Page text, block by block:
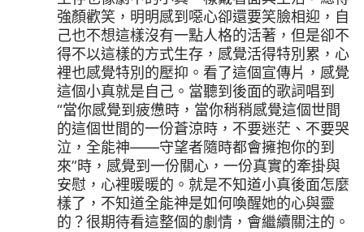
強顏歡笑，明明感到噁心卻還要笑臉相迎，自
己也不想這樣沒有一點人格的活著，但是卻不
得不以這樣的方式生存，感覺活得特別累，心
裡也感覺特別的壓抑。看了這個宣傳片，感覺
這個小真就是自己。當聽到後面的歌詞唱到
“當你感覺到疲憊時，當你稍稍感覺這個世間
的這個世間的一份蒼涼時，不要迷茫、不要哭
泣，全能神——守望者隨時都會擁抱你的到
來”時，感覺到一份關心，一份真實的牽掛與
安慰，心裡暖暖的。就是不知道小真後面怎麼
樣了，不知道全能神是如何喚醒她的心與靈
的？很期待看這整個的劇情，會繼續關注的。